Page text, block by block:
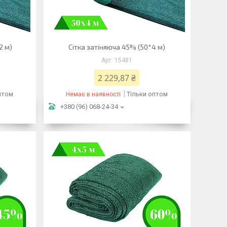
м) Сітка затіняюча 45% (50*4 м)
15481
2 229,87 ₴
Немає в наявності
Тільки оптом
+380 (96) 068-24-34